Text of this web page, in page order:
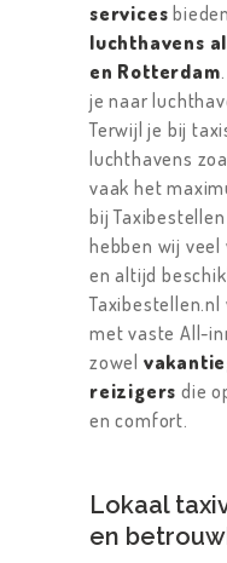
services
luchthavens
en Rotterdam
je naar
Terwijl je bij
luchthavens
vaak het
bij
hebben wij
en altijd
met vaste All-
zowel
reizigers die
en comfort.
Lokaal
en